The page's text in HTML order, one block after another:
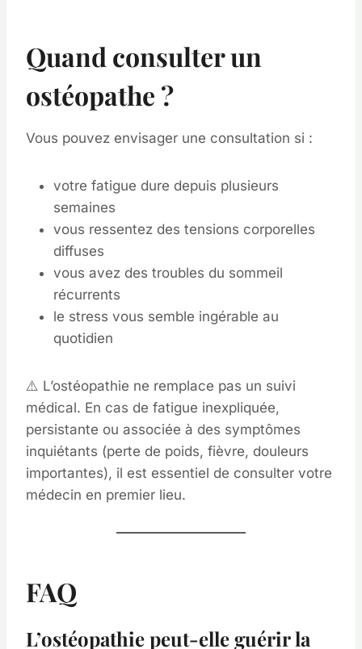
Quand consulter un
ostéopathe ?
Vous pouvez envisager une consultation si :
votre fatigue dure depuis plusieurs
semaines
vous ressentez des tensions corporelles
diffuses
vous avez des troubles du sommeil
récurrents
le stress vous semble ingérable au
quotidien
⚠️ L’ostéopathie ne remplace pas un suivi
médical. En cas de fatigue inexpliquée,
persistante ou associée à des symptômes
inquiétants (perte de poids, fièvre, douleurs
importantes), il est essentiel de consulter votre
médecin en premier lieu.
FAQ
L’ostéopathie peut-elle guérir la